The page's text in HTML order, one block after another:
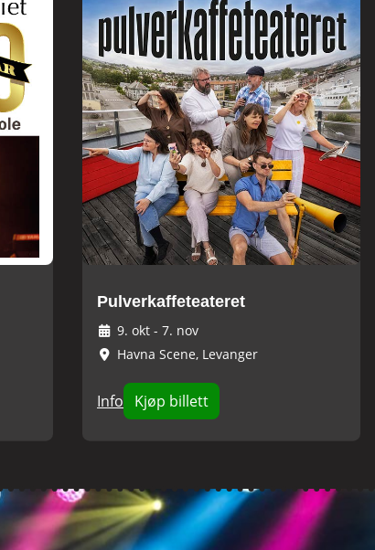
Pulverkaffeteateret
9. okt - 7. nov
Havna Scene, Levanger
Info Kjøp billett